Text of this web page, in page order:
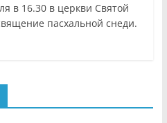
в 16.30 в церкви Святой
пасхальной снеди.